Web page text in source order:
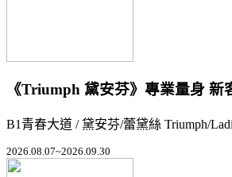
《Triumph 黛安芬》專業量身 新
B1青春大道 / 黛安芬/蕾黛絲 Triumph/
2026.08.07~2026.09.30